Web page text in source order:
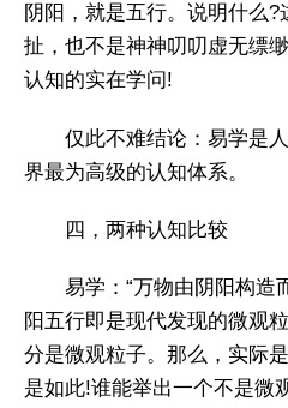
阴阳，就是五行。说明什么
扯，也不是神神叨叨虚无缥
认知的实在学问!
仅此不难结论：易学是
界最为高级的认知体系。
四，两种认知比较
易学：“万物由阴阳构造
阳五行即是现代发现的微观
分是微观粒子。那么，实际
是如此!谁能举出一个不是微